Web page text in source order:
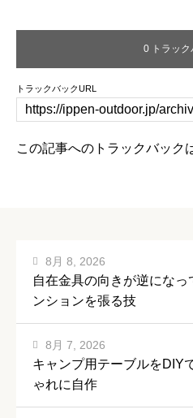
0 トラック
トラックバックURL
この記事へのトラックバック
自在金具の向きが逆にな
ンションを張る技
8月 8, 2026
キャンプ用テーブルをDIY
ゃれに自作
8月 7, 2026